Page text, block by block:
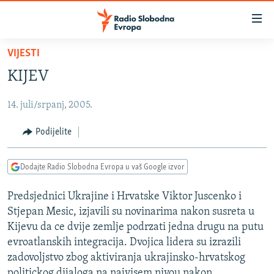
Pređite
glavni
Pređite
Pređite
pretragu
BOSNA I HERCEGOVINA
SRBIJA
KOSOVO
VIZUELNO
VIDEO
FOTOGALERIJE
INFOGRAFIKE
PODCASTI
RAT U UKRAJINI
KINA NA BALKANU
RSE PRIČE IZ SVIJETA
VIJESTI
KIJEV
14. juli/srpanj, 2005.
Podijelite
Dodajte Radio Slobodna Evropa u vaš Google izvor
Predsjednici Ukrajine i Hrvatske Viktor Juscenko i
Stjepan Mesic, izjavili su novinarima nakon susreta u
Kijevu da ce dvije zemlje podrzati jedna drugu na putu
evroatlanskih integracija. Dvojica lidera su izrazili
zadovoljstvo zbog aktiviranja ukrajinsko-hrvatskog